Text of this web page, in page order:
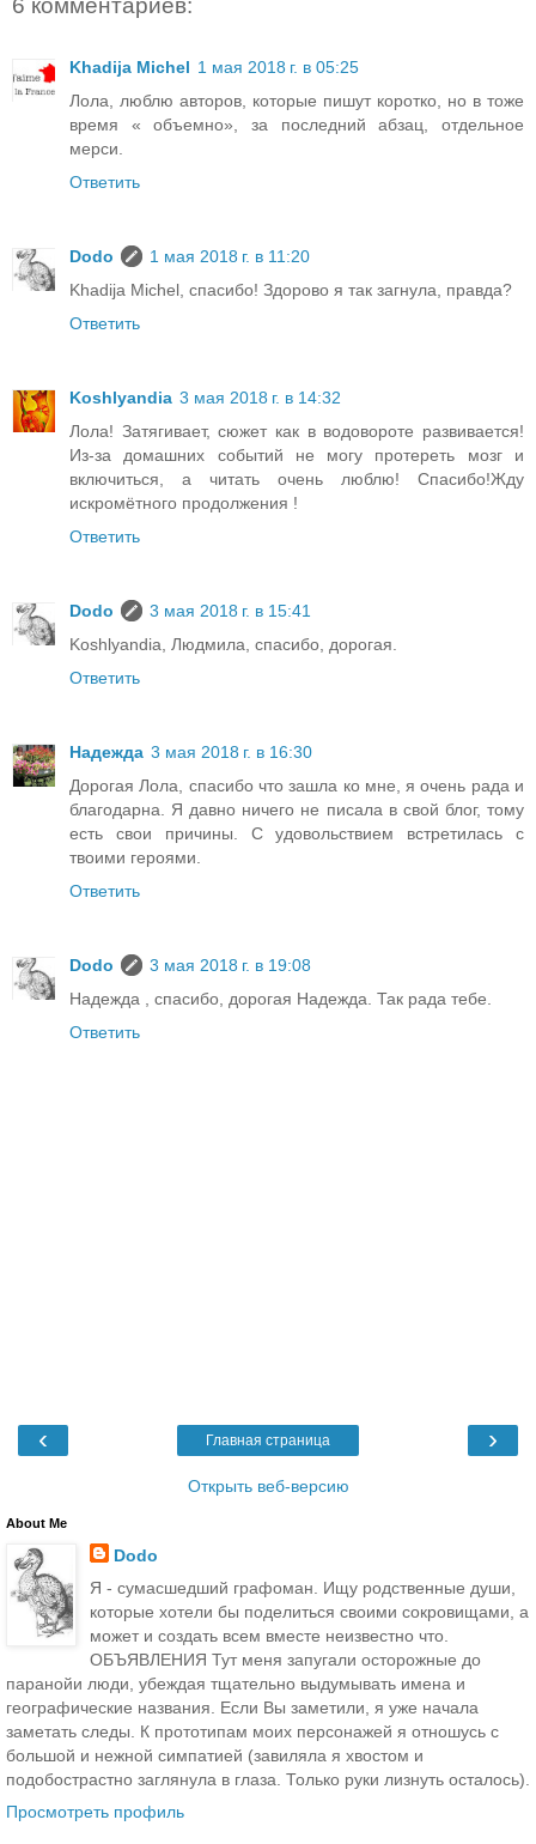
6 комментариев:
Khadija Michel 1 мая 2018 г. в 05:25
Лола, люблю авторов, которые пишут коротко, но в тоже
время « объемно», за последний абзац, отдельное
мерси.
Ответить
Dodo
1 мая 2018 г. в 11:20
Khadija Michel, спасибо! Здорово я так загнула, правда?
Ответить
Koshlyandia 3 мая 2018 г. в 14:32
Лола! Затягивает, сюжет как в водовороте развивается!
Из-за домашних событий не могу протереть мозг и
включиться, а читать очень люблю! Спасибо!Жду
искромётного продолжения !
Ответить
Dodo
3 мая 2018 г. в 15:41
Koshlyandia, Людмила, спасибо, дорогая.
Ответить
Надежда 3 мая 2018 г. в 16:30
Дорогая Лола, спасибо что зашла ко мне, я очень рада и
благодарна. Я давно ничего не писала в свой блог, тому
есть свои причины. С удовольствием встретилась с
твоими героями.
Ответить
Dodo
3 мая 2018 г. в 19:08
Надежда , спасибо, дорогая Надежда. Так рада тебе.
Ответить
‹ ›
Главная страница
Открыть веб-версию
About Me
Dodo
Я - сумасшедший графоман. Ищу родственные души,
которые хотели бы поделиться своими сокровищами, а
может и создать всем вместе неизвестно что.
ОБЪЯВЛЕНИЯ Тут меня запугали осторожные до
паранойи люди, убеждая тщательно выдумывать имена и
географические названия. Если Вы заметили, я уже начала
заметать следы. К прототипам моих персонажей я отношусь с
большой и нежной симпатией (завиляла я хвостом и
подобострастно заглянула в глаза. Только руки лизнуть осталось).
Просмотреть профиль